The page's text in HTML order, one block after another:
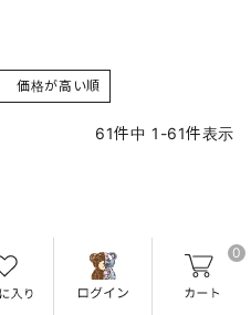
0
価格が高い順
61件中 1 -61件表示